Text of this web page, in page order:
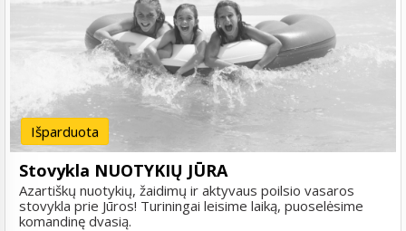
Išparduota
Stovykla NUOTYKIŲ JŪRA
Azartiškų nuotykių, žaidimų ir aktyvaus poilsio vasaros
stovykla prie Jūros! Turiningai leisime laiką, puoselėsime
komandinę dvasią.